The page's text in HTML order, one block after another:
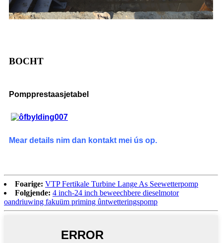
BOCHT
Pompprestaasjetabel
Mear details nim dan kontakt mei ús op.
Foarige: VTP Fertikale Turbine Lange As Seewetterpomp
Folgjende: 4 inch-24 inch beweechbere dieselmotor
oandriuwing fakuüm priming ûntwetteringspomp